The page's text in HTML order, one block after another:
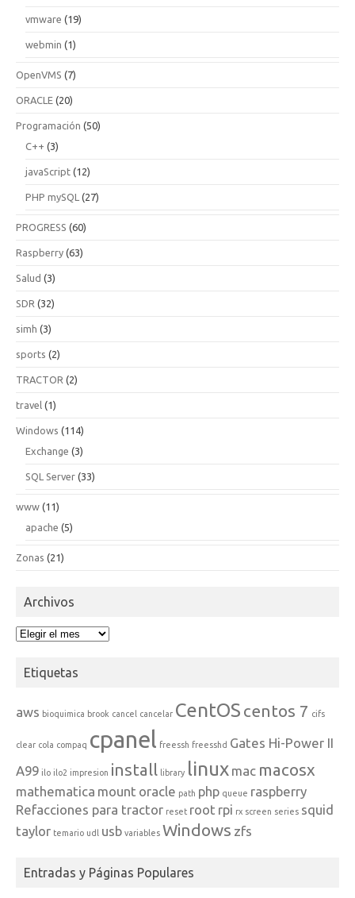
vmware (19)
webmin (1)
OpenVMS (7)
ORACLE (20)
Programación (50)
C++ (3)
javaScript (12)
PHP mySQL (27)
PROGRESS (60)
Raspberry (63)
Salud (3)
SDR (32)
simh (3)
sports (2)
TRACTOR (2)
travel (1)
Windows (114)
Exchange (3)
SQL Server (33)
www (11)
apache (5)
Zonas (21)
Archivos
Archivos
Etiquetas
aws bioquimica brook cancel cancelar CentOS centos 7 cifs
clear cola compaq cpanel freessh freesshd Gates Hi-Power II
A99 ilo ilo2 impresion install library linux mac macosx
mathematica mount oracle path php queue raspberry
Refacciones para tractor reset root rpi rx screen series squid
taylor temario udl usb variables Windows zfs
Entradas y Páginas Populares